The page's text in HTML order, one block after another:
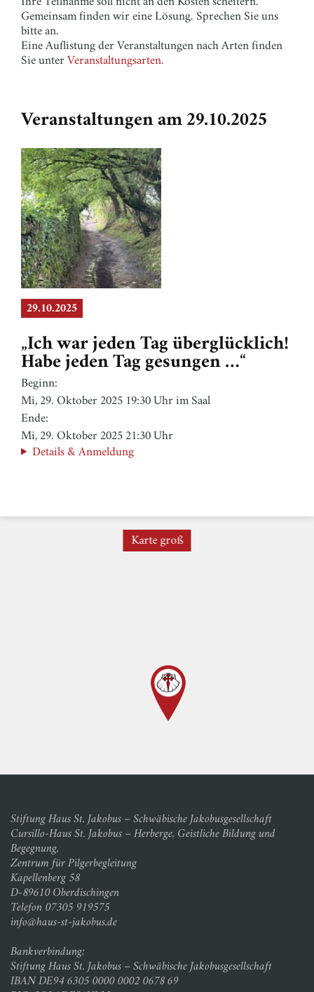
Ihre Teilnahme soll nicht an den Kosten scheitern.
Gemeinsam finden wir eine Lösung. Sprechen Sie uns
bitte an.
Eine Auflistung der Veranstaltungen nach Arten finden
Sie unter Veranstaltungsarten.
Veranstaltungen am 29.10.2025
29.10.2025
„Ich war jeden Tag überglücklich!
Habe jeden Tag gesungen …“
Beginn:
Mi, 29. Oktober 2025 19:30 Uhr im Saal
Ende:
Mi, 29. Oktober 2025 21:30 Uhr
Details & Anmeldung
Karte groß
Stiftung Haus St. Jakobus – Schwäbische Jakobusgesellschaft
Cursillo-Haus St. Jakobus – Herberge, Geistliche Bildung und
Begegnung,
Zentrum für Pilgerbegleitung
Kapellenberg 58
D-89610 Oberdischingen
Telefon 07305 919575
info@haus-st-jakobus.de
Bankverbindung:
Stiftung Haus St. Jakobus – Schwäbische Jakobusgesellschaft
IBAN DE94 6305 0000 0002 0678 69